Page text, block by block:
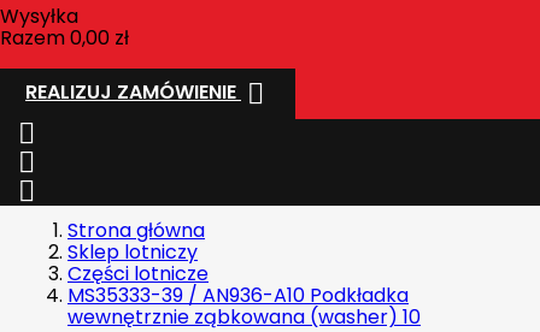
Wysyłka
Razem0,00 zł
REALIZUJ ZAMÓWIENIE 



Strona główna
Sklep lotniczy
Części lotnicze
MS35333-39 / AN936-A10 Podkładka
wewnętrznie ząbkowana (washer) 10